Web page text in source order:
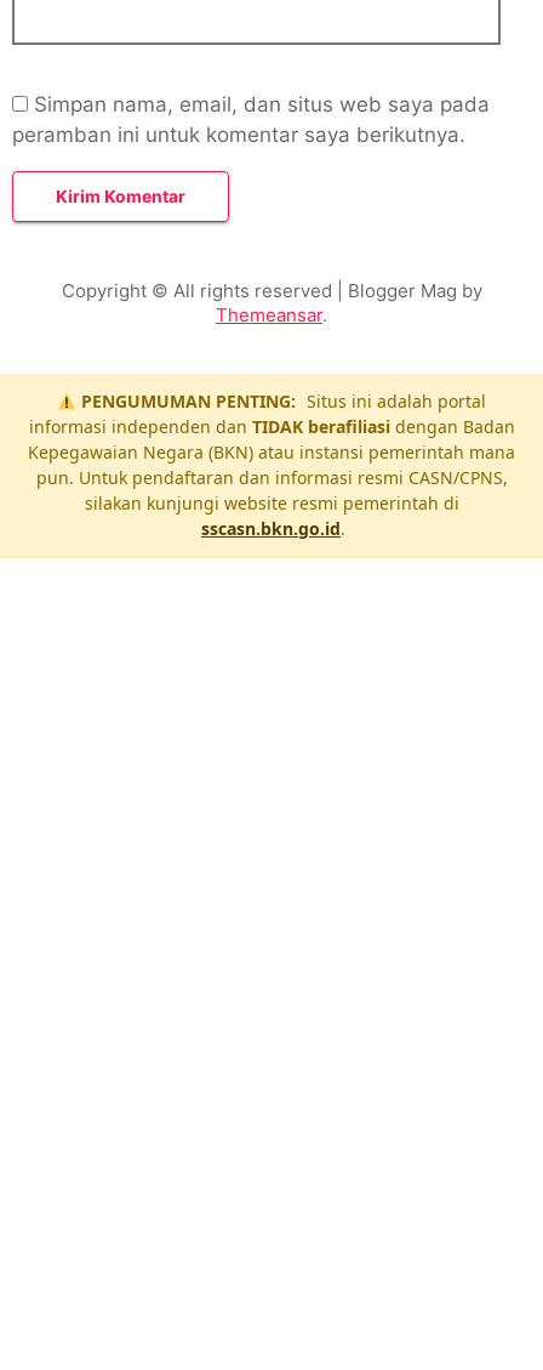
Simpan nama, email, dan situs web saya pada
peramban ini untuk komentar saya berikutnya.
Copyright © All rights reserved | Blogger Mag by
Themeansar.
PENGUMUMAN PENTING: Situs ini adalah portal
informasi independen dan TIDAK berafiliasidengan Badan
Kepegawaian Negara (BKN) atau instansi pemerintah mana
pun. Untuk pendaftaran dan informasi resmi CASN/CPNS,
silakan kunjungi website resmi pemerintah di
sscasn.bkn.go.id.